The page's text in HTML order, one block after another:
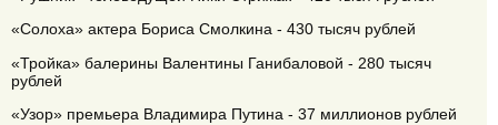
«Солоха» актера Бориса Смолкина - 430 тысяч рублей
«Тройка» балерины Валентины Ганибаловой - 280 тысяч
рублей
«Узор» премьера Владимира Путина - 37 миллионов рублей